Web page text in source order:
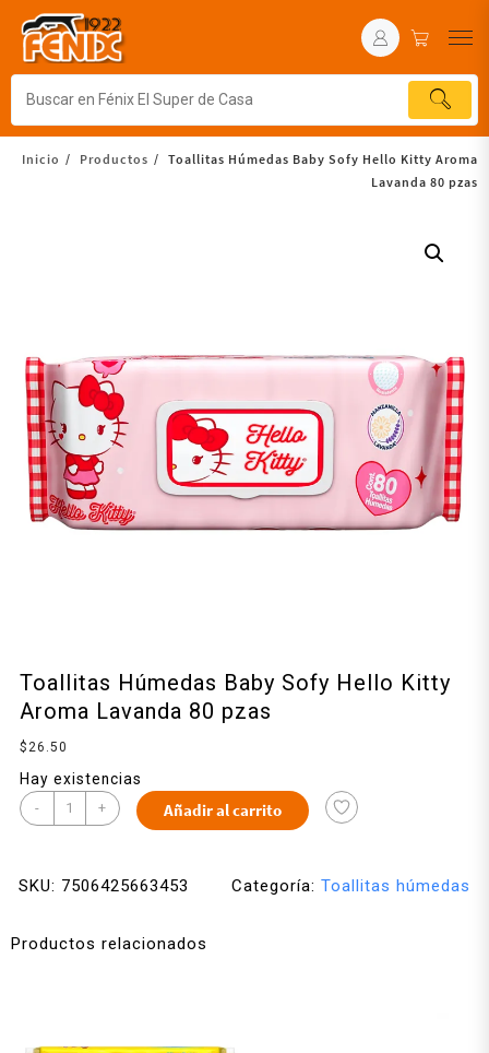
Inicio Productos
Toallitas Húmedas Baby Sofy Hello Kitty Aroma
Lavanda 80 pzas
Toallitas Húmedas Baby Sofy Hello Kitty
Aroma Lavanda 80 pzas
$26.50
Hay existencias
- + Añadir al carrito
SKU: 7506425663453 Categoría: Toallitas húmedas
Productos relacionados